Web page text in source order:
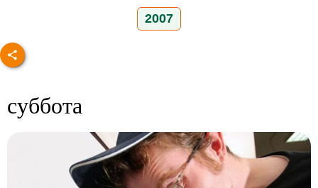
2007
суббота